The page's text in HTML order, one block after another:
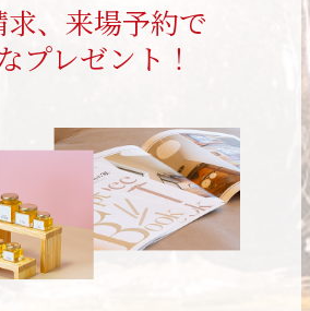
求、来場予約で
プレゼント！